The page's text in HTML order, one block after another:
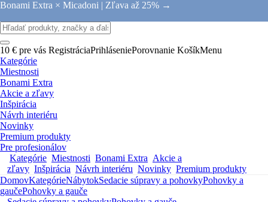
Bonami Extra × Micadoni | Zľava až 25% →
10 € pre vás RegistráciaPrihláseniePorovnanie KošíkMenu
Kategórie
Miestnosti
Bonami Extra
Akcie a zľavy
Inšpirácia
Návrh interiéru
Novinky
Premium produkty
Pre profesionálov
Kategórie Miestnosti Bonami Extra Akcie a
zľavy Inšpirácia Návrh interiéru Novinky Premium produkty
DomovKategórieNábytokSedacie súpravy a pohovkyPohovky a
gaučePohovky a gauče